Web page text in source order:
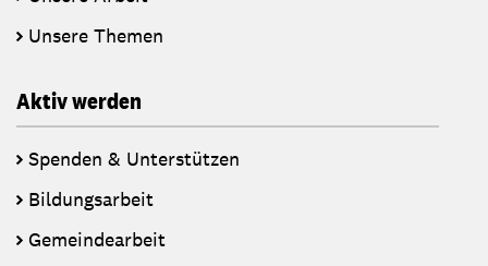
Unsere Themen
Aktiv werden
Spenden & Unterstützen
Bildungsarbeit
Gemeindearbeit